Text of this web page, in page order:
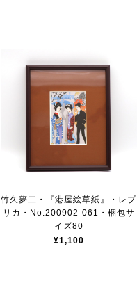
竹久夢二・『港屋絵草紙』・レプ
リカ・No.200902-061・梱包サ
イズ80
¥1,100